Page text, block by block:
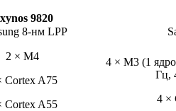
9820
8-нм LPP
2 × M4
Cortex A75
Cortex A55
4 × M3 (1
Гц,
4 ×